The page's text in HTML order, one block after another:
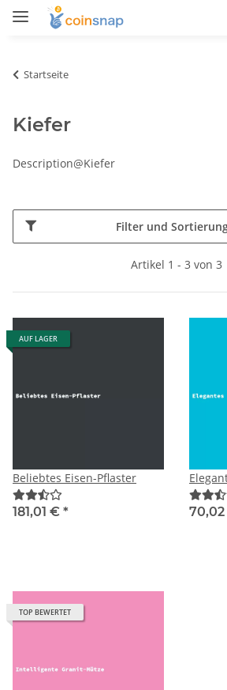
Startseite
Kiefer
Description@Kiefer
Filter und
Artikel 1 - 3 von 3
AUF LAGER
Beliebtes Eisen-Pflaster
181,01 € *
TOP BEWERTET